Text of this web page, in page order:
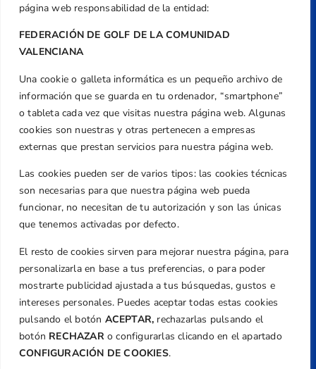
página web responsabilidad de la entidad:
FEDERACIÓN DE GOLF DE LA COMUNIDAD
VALENCIANA
Una cookie o galleta informática es un pequeño archivo de
información que se guarda en tu ordenador, “smartphone”
o tableta cada vez que visitas nuestra página web. Algunas
cookies son nuestras y otras pertenecen a empresas
externas que prestan servicios para nuestra página web.
Las cookies pueden ser de varios tipos: las cookies técnicas
son necesarias para que nuestra página web pueda
funcionar, no necesitan de tu autorización y son las únicas
que tenemos activadas por defecto.
El resto de cookies sirven para mejorar nuestra página, para
personalizarla en base a tus preferencias, o para poder
mostrarte publicidad ajustada a tus búsquedas, gustos e
intereses personales. Puedes aceptar todas estas cookies
pulsando el botón ACEPTAR, rechazarlas pulsando el
botón RECHAZARo configurarlas clicando en el apartado
CONFIGURACIÓN DE COOKIES.
Dirección
Centre de L´Esport, Carrer d'Isaac Peral i
Caballero, Nº 5, Despachos 2 y 3, 46980,
Valencia
+34 961 367 799
Email
federacion@golfcv.com
Aviso Legal
Política de Privacidad
Transparencia
Normativa
Federación